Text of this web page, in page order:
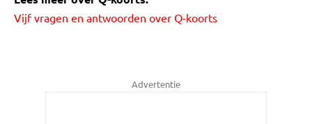
Vijf vragen en antwoorden over Q-koorts
Advertentie